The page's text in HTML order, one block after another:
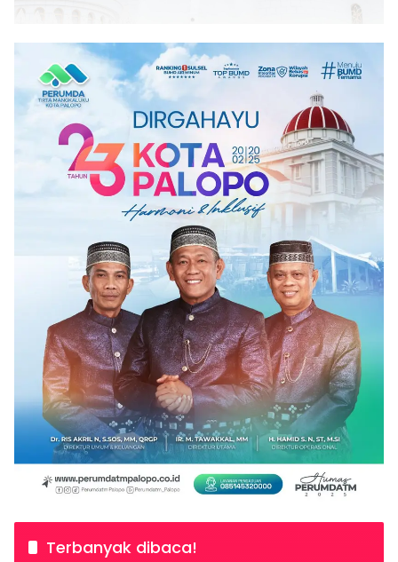
Terbanyak dibaca!